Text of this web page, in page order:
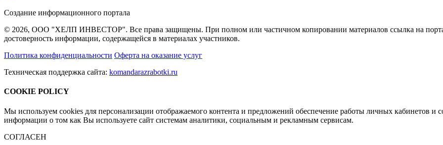
Создание информационного портала
© 2026, ООО "ХЕЛП ИНВЕСТОР". Все права защищены. При полном или частичном копировании материалов ссылка на портал
достоверность информации, содержащейся в материалах участников.
Политика конфиденциальности Оферта на оказание услуг
Техническая поддержка сайта: komandarazrabotki.ru
COOKIE POLICY
Мы используем cookies для персонализации отображаемого контента и предложений обеспечение работы личных кабинетов
информации о том как Вы используете сайт системам аналитики, социальным и рекламным сервисам.
СОГЛАСЕН